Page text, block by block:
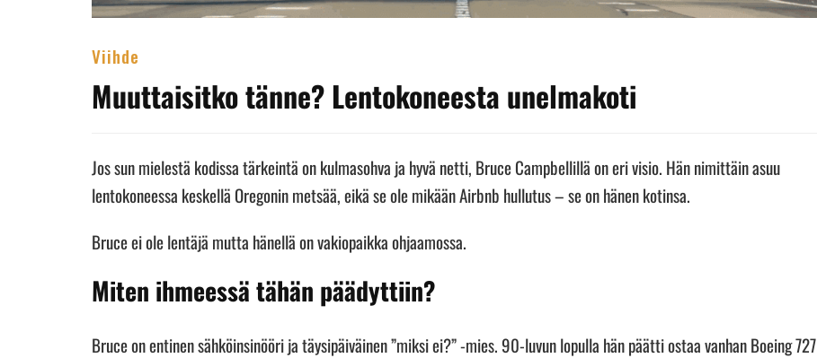
Viihde
Muuttaisitko tänne? Lentokoneesta unelmakoti
Jos sun mielestä kodissa tärkeintä on kulmasohva ja hyvä netti, Bruce Campbellillä on eri visio. Hän nimittäin asuu
lentokoneessa keskellä Oregonin metsää, eikä se ole mikään Airbnb hullutus – se on hänen kotinsa.
Bruce ei ole lentäjä mutta hänellä on vakiopaikka ohjaamossa.
Miten ihmeessä tähän päädyttiin?
Bruce on entinen sähköinsinööri ja täysipäiväinen ”miksi ei?” -mies. 90-luvun lopulla hän päätti ostaa vanhan Boeing 727